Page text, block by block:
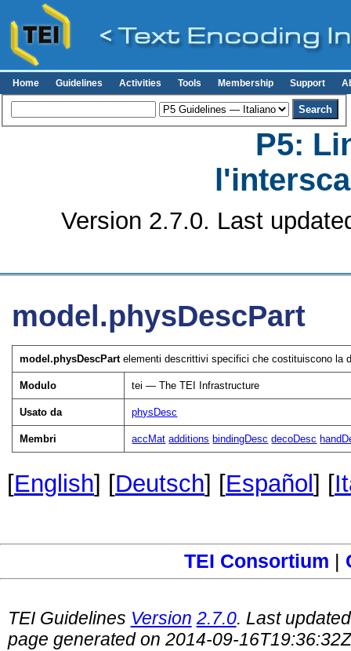
Home Guidelines Activities Tools Membership Support
P5:
Version 2.7.0. Last
model.physDescPart
model.physDescPartelementi descrittivi specifici che costituiscono la
Modulo tei — The TEI Infrastructure
Usato da physDesc
Membri accMat additions bindingDesc decoDesc
[English] [Deutsch] [Español ] [
TEI Consortium |
TEI Guidelines Version 2.7.0. Last
page generated on 2014-09-16T19:36:32Z